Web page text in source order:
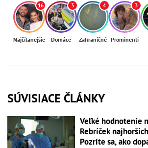
16
Najčítanejšie
3
Domáce
4
Zahraničné
3
Prominenti
SÚVISIACE ČLÁNKY
Veľké hodnotenie
Rebríček
Pozrite sa, ako